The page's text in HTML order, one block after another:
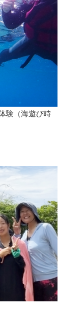
験（海遊び時